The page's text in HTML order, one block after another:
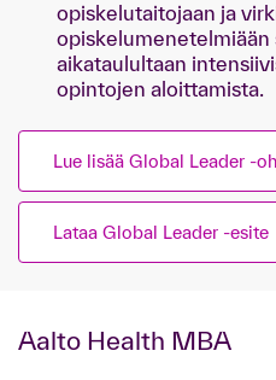
opiskelutaitojaan ja
opiskelumenetelmiään
aikataulultaan
opintojen aloittamista.
Lue lisää Global Leader -
Lataa Global Leader -esite
Aalto Health MBA